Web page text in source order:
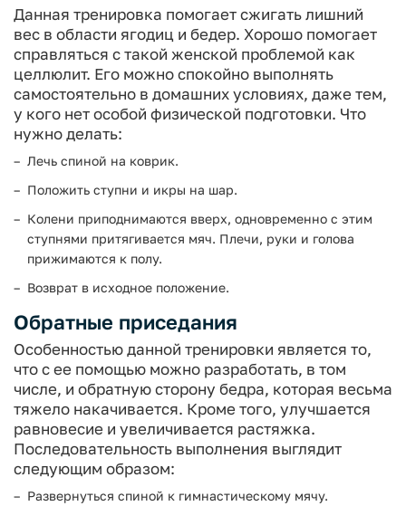
Данная тренировка помогает сжигать лишний
вес в области ягодиц и бедер. Хорошо помогает
справляться с такой женской проблемой как
целлюлит. Его можно спокойно выполнять
самостоятельно в домашних условиях, даже тем,
у кого нет особой физической подготовки. Что
нужно делать:
Лечь спиной на коврик.
Положить ступни и икры на шар.
Колени приподнимаются вверх, одновременно с этим
ступнями притягивается мяч. Плечи, руки и голова
прижимаются к полу.
Возврат в исходное положение.
Обратные приседания
Особенностью данной тренировки является то,
что с ее помощью можно разработать, в том
числе, и обратную сторону бедра, которая весьма
тяжело накачивается. Кроме того, улучшается
равновесие и увеличивается растяжка.
Последовательность выполнения выглядит
следующим образом:
Развернуться спиной к гимнастическому мячу.